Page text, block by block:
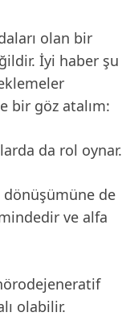
olan bir
İyi haber şu
bir göz atalım:
da rol oynar.
dönüşümüne de
ve alfa
olabilir.